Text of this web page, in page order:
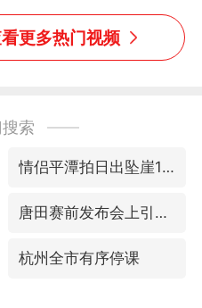
些不一样
更多热门视频
索
情侣平潭拍日出坠崖1死1伤
唐田赛前发布会上引用《孙子兵法》
杭州全市有序停课